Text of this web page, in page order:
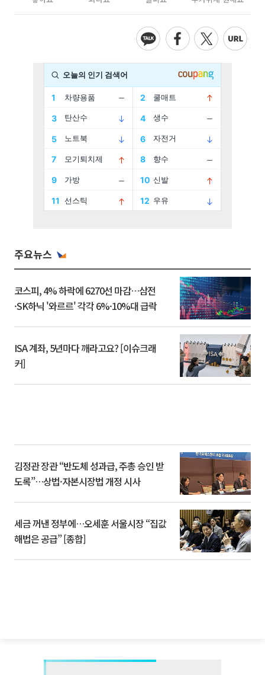
주요뉴스
코스피, 4% 하락에 6270선 마감…삼전
·SK하닉 '와르르' 각각 6%·10%대 급락
ISA 계좌, 5년마다 깨라고요? [이슈크래
커]
김정관 장관 “반도체 성과급, 주총 승인 받
도록”…상법·자본시장법 개정 시사
세금 꺼낸 정부에…오세훈 서울시장 “집값
해법은 공급” [종합]